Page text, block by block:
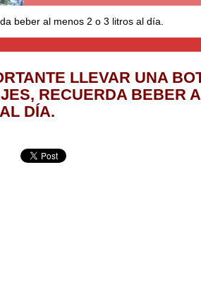
beber al menos 2 o 3 litros al día.
LLEVAR UNA
RECUERDA BEBER
DÍA.